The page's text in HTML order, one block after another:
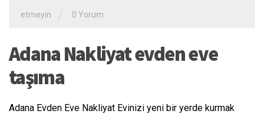
etmeyin 0 Yorum
Adana Nakliyat evden eve
taşıma
Adana Evden Eve Nakliyat Evinizi yeni bir yerde kurmak